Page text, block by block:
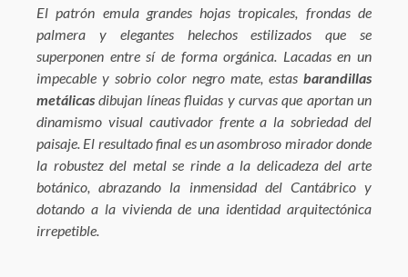
El patrón emula grandes hojas tropicales, frondas de
palmera y elegantes helechos estilizados que se
superponen entre sí de forma orgánica. Lacadas en un
impecable y sobrio color negro mate, estas barandillas
metálicas dibujan líneas fluidas y curvas que aportan un
dinamismo visual cautivador frente a la sobriedad del
paisaje. El resultado final es un asombroso mirador donde
la robustez del metal se rinde a la delicadeza del arte
botánico, abrazando la inmensidad del Cantábrico y
dotando a la vivienda de una identidad arquitectónica
irrepetible.